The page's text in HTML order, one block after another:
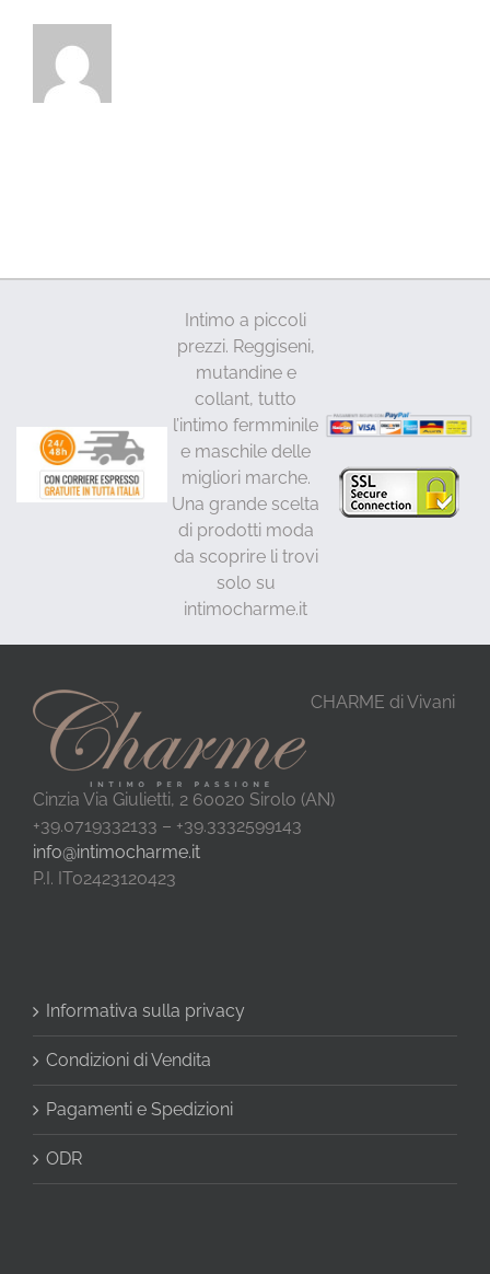
Intimo a piccoli
prezzi. Reggiseni,
mutandine e
collant, tutto
l’intimo fermminile
e maschile delle
migliori marche.
Una grande scelta
di prodotti moda
da scoprire li trovi
solo su
intimocharme.it
CHARME di Vivani
Cinzia Via Giulietti, 2 60020 Sirolo (AN)
+39.0719332133 – +39.3332599143
info@intimocharme.it
P.I. IT02423120423
Informativa sulla privacy
Condizioni di Vendita
Pagamenti e Spedizioni
ODR